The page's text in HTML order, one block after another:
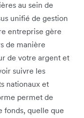
au sein de
unifié de gestion
entreprise gère
de manière
de votre argent et
suivre les
nationaux et
permet de
fonds, quelle que